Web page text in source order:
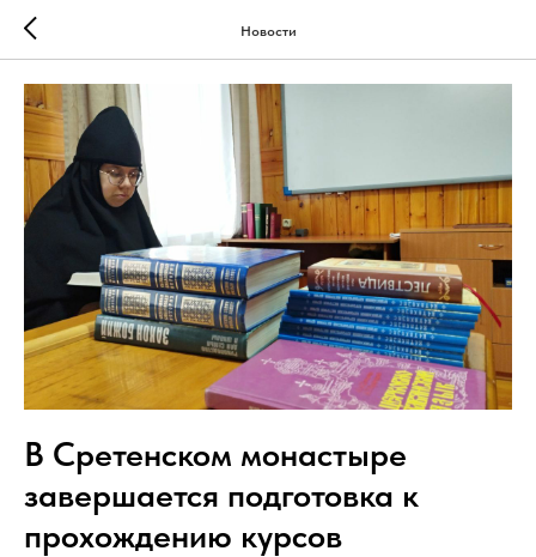
Новости
В Сретенском монастыре
завершается подготовка к
прохождению курсов